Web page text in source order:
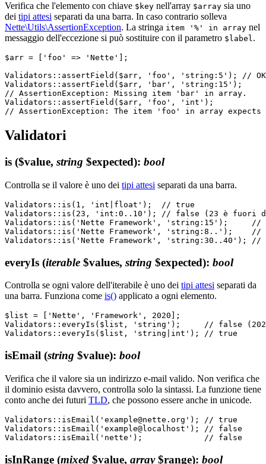
Verifica che l'elemento con chiave $key nell'array $array sia uno
dei tipi attesi separati da una barra. In caso contrario solleva
Nette\Utils\AssertionException. La stringa item '%' in array nel
messaggio dell'eccezione si può sostituire con il parametro $label.
$arr = ['foo' => 'Nette'];
Validators::assertField($arr, 'foo', 'string:5'); // OK
Validators::assertField($arr, 'bar', 'string:15');
// AssertionException: Missing item 'bar' in array.
Validators::assertField($arr, 'foo', 'int');
Validatori
is ($value, string $expected): bool
Controlla se il valore è uno dei tipi attesi separati da una barra.
Validators::is(1, 'int|float');  // true
Validators::is(23, 'int:0..10'); // false (23 è fuori
Validators::is('Nette Framework', 'string:15');     //
Validators::is('Nette Framework', 'string:8..');    //
everyIs (iterable $values, string $expected): bool
Controlla se ogni valore dell'iterabile è uno dei tipi attesi separati da
una barra. Funziona come is() applicato a ogni elemento.
$list = ['Nette', 'Framework', 2020];
Validators::everyIs($list, 'string');     // false (2020
isEmail (string $value): bool
Verifica che il valore sia un indirizzo e-mail valido. Non verifica che
il dominio esista davvero, controlla solo la sintassi. La funzione tiene
conto anche dei futuri TLD, che possono essere anche in unicode.
Validators::isEmail('example@nette.org'); // true
Validators::isEmail('example@localhost'); // false
isInRange (mixed $value, array$range): bool